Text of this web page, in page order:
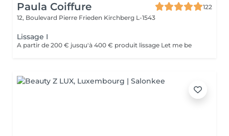
Paula Coiffure
122
12, Boulevard Pierre Frieden Kirchberg L-1543
Lissage I
A partir de 200 € jusqu'à 400 € produit lissage Let me be